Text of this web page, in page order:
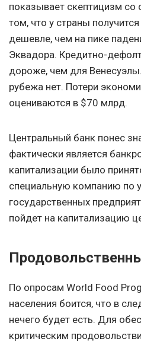
показывает скептицизм со
том, что у страны
дешевле, чем на пике
Эквадора. Кредитно-
дороже, чем для
рубежа нет. Потери
оцениваются в $70 млрд.
Центральный банк понес
фактически является
капитализации было
специальную компанию по
государственных
пойдет на капитализацию
По опросам World Food
населения боится, что в
нечего будет есть. Для
критическим